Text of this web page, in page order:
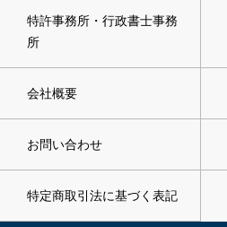
特許事務所・行政書士事務
所
会社概要
お問い合わせ
特定商取引法に基づく表記